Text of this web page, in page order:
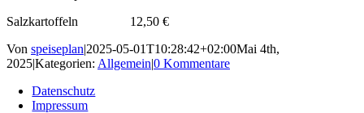
Salzkartoffeln 12,50 €
Von speiseplan|2025-05-01T10:28:42+02:00Mai 4th,
2025|Kategorien: Allgemein|0 Kommentare
Datenschutz
Impressum